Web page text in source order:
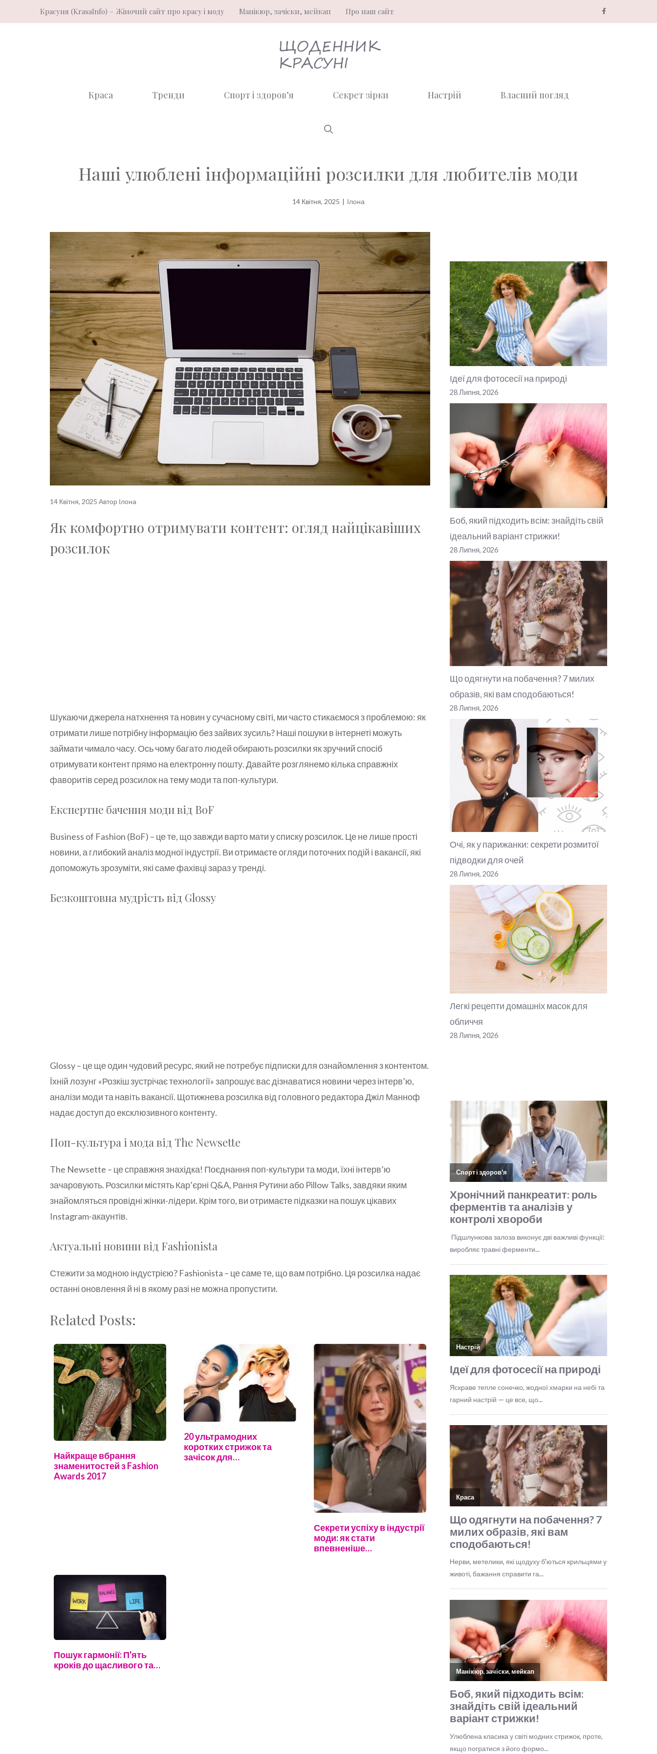
до
Красуня (KrasaInfo) – Жіночий сайт про красу і моду Манікюр, зачіски, мейкап Про наш сайт
Краса Тренди Спорт і здоров’я Секрет зірки Настрій Власний погляд
Наші улюблені інформаційні розсилки для любителів моди
14 Квітня, 2025 | Ілона
14 Квітня, 2025 Автор Ілона
Як комфортно отримувати контент: огляд найцікавіших
розсилок
Шукаючи джерела натхнення та новин у сучасному світі, ми часто стикаємося з проблемою: як
отримати лише потрібну інформацію без зайвих зусиль? Наші пошуки в інтернеті можуть
займати чимало часу. Ось чому багато людей обирають розсилки як зручний спосіб
отримувати контент прямо на електронну пошту. Давайте розглянемо кілька справжніх
фаворитів серед розсилок на тему моди та поп-культури.
Експертне бачення моди від BoF
Business of Fashion (BoF) – це те, що завжди варто мати у списку розсилок. Це не лише прості
новини, а глибокий аналіз модної індустрії. Ви отримаєте огляди поточних подій і вакансії, які
допоможуть зрозуміти, які саме фахівці зараз у тренді.
Безкоштовна мудрість від Glossy
Glossy – це ще один чудовий ресурс, який не потребує підписки для ознайомлення з контентом.
Їхній лозунг «Розкіш зустрічає технології» запрошує вас дізнаватися новини через інтерв’ю,
аналізи моди та навіть вакансії. Щотижнева розсилка від головного редактора Джіл Манноф
надає доступ до ексклюзивного контенту.
Поп-культура і мода від The Newsette
The Newsette – це справжня знахідка! Поєднання поп-культури та моди, їхні інтерв’ю
зачаровують. Розсилки містять Кар’єрні Q&A, Рання Рутини або Pillow Talks, завдяки яким
знайомляться провідні жінки-лідери. Крім того, ви отримаєте підказки на пошук цікавих
Instagram-акаунтів.
Актуальні новини від Fashionista
Стежити за модною індустрією? Fashionista – це саме те, що вам потрібно. Ця розсилка надає
останні оновлення й ні в якому разі не можна пропустити.
Related Posts:
Найкраще вбрання
знаменитостей з Fashion
Awards 2017
20 ультрамодних
коротких стрижок та
зачісок для…
Секрети успіху в індустрії
моди: як стати
впевненіше…
Пошук гармонії: П'ять
кроків до щасливого та…
Ідеї для фотосесії на природі
28 Липня, 2026
Боб, який підходить всім: знайдіть свій
ідеальний варіант стрижки!
28 Липня, 2026
Що одягнути на побачення? 7 милих
образів, які вам сподобаються!
28 Липня, 2026
Очі, як у парижанки: секрети розмитої
підводки для очей
28 Липня, 2026
Легкі рецепти домашніх масок для
обличчя
28 Липня, 2026